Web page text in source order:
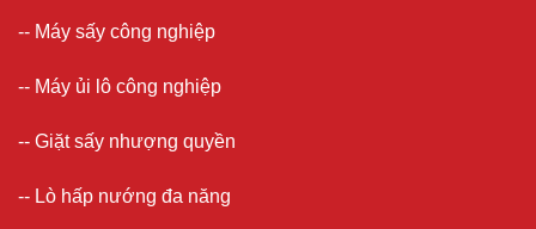
-- Máy sấy công nghiệp
-- Máy ủi lô công nghiệp
-- Giặt sấy nhượng quyền
-- Lò hấp nướng đa năng